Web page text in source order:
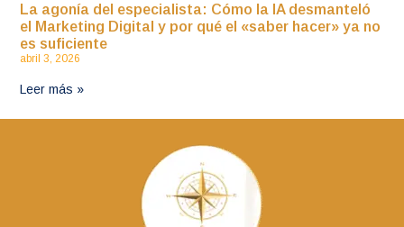
La agonía del especialista: Cómo la IA desmanteló
el Marketing Digital y por qué el «saber hacer» ya no
es suficiente
abril 3, 2026
Leer más »